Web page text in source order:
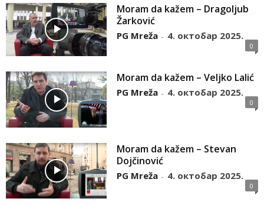
Moram da kažem – Dragoljub
Žarković
PG Mreža - 4. октобар 2025.
0
Moram da kažem – Veljko Lalić
PG Mreža - 4. октобар 2025.
0
Moram da kažem – Stevan
Dojčinović
PG Mreža - 4. октобар 2025.
0